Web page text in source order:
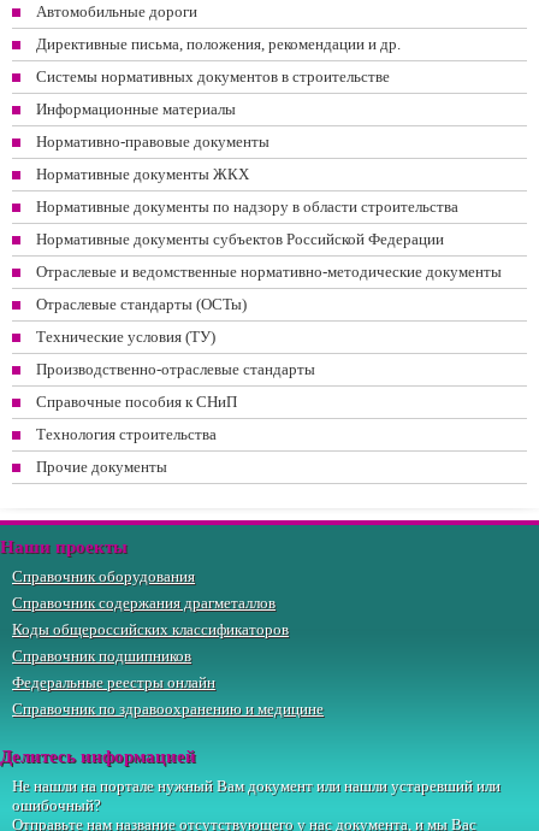
Автомобильные дороги
Директивные письма, положения, рекомендации и др.
Системы нормативных документов в строительстве
Информационные материалы
Нормативно-правовые документы
Нормативные документы ЖКХ
Нормативные документы по надзору в области строительства
Нормативные документы субъектов Российской Федерации
Отраслевые и ведомственные нормативно-методические документы
Отраслевые стандарты (ОСТы)
Технические условия (ТУ)
Производственно-отраслевые стандарты
Справочные пособия к СНиП
Технология строительства
Прочие документы
Наши проекты
Справочник оборудования
Справочник содержания драгметаллов
Коды общероссийских классификаторов
Справочник подшипников
Федеральные реестры онлайн
Справочник по здравоохранению и медицине
Делитесь информацией
Не нашли на портале нужный Вам документ или нашли устаревший или
ошибочный?
Отправьтенамназвание отсутствующего у нас документа, и мы Вас